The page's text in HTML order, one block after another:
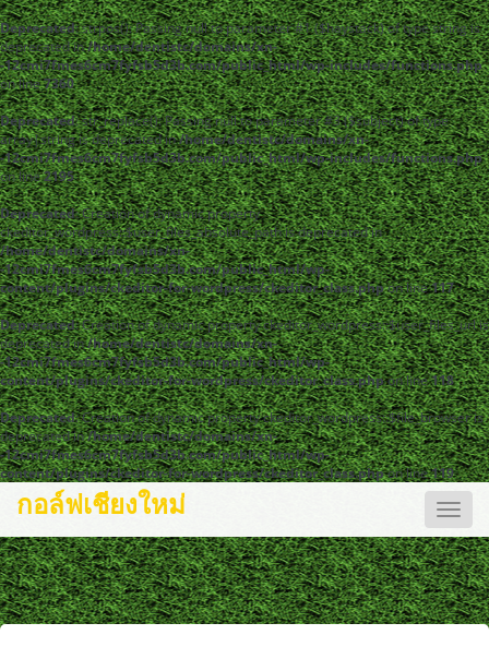
Deprecated: strpos(): Passing null to parameter #1 ($haystack) of type string is
deprecated in/home/dentistc/domains/xn-
-12cmi7fmes6cm7fyfsb5d3b.com/public_html/wp-includes/functions.php
on line7360
Deprecated: str_replace(): Passing null to parameter #3 ($subject) of type
array|string is deprecated in/home/dentistc/domains/xn-
-12cmi7fmes6cm7fyfsb5d3b.com/public_html/wp-includes/functions.php
on line2195
Deprecated: Creation of dynamic property
ckeditor_wordpress::$user_files_absolute_path is deprecated in
/home/dentistc/domains/xn-
-12cmi7fmes6cm7fyfsb5d3b.com/public_html/wp-
content/plugins/ckeditor-for-wordpress/ckeditor_class.phpon line117
Deprecated: Creation of dynamic property ckeditor_wordpress::$user_files_url is
deprecated in/home/dentistc/domains/xn-
-12cmi7fmes6cm7fyfsb5d3b.com/public_html/wp-
content/plugins/ckeditor-for-wordpress/ckeditor_class.phpon line118
Deprecated: Creation of dynamic property ckeditor_wordpress::$file_browser is
deprecated in/home/dentistc/domains/xn-
-12cmi7fmes6cm7fyfsb5d3b.com/public_html/wp-
content/plugins/ckeditor-for-wordpress/ckeditor_class.phpon line119
Toggle
กอล์ฟเชียงใหม่